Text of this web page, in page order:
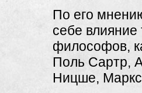
По его
себе влияние
философов,
Поль Сартр,
Ницше, Маркс